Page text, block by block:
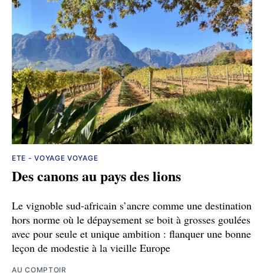
ETE - VOYAGE VOYAGE
Des canons au pays des lions
Le vignoble sud-africain s’ancre comme une destination
hors norme où le dépaysement se boit à grosses goulées
avec pour seule et unique ambition : flanquer une bonne
leçon de modestie à la vieille Europe
AU COMPTOIR